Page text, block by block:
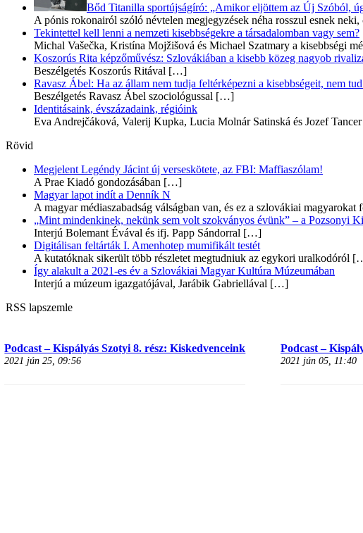
Bőd Titanilla sportújságíró: „Amikor eljöttem az Új Szóból,
A pónis rokonairól szóló névtelen megjegyzések néha rosszul esnek neki,
Tekintettel kell lenni a nemzeti kisebbségekre a társadalomban vagy sem?
Michal Vašečka, Kristína Mojžišová és Michael Szatmary a kisebbségi
Koszorús Rita képzőművész: Szlovákiában a kisebb közeg nagyob
Beszélgetés Koszorús Ritával […]
Ravasz Ábel: Ha az állam nem tudja feltérképezni a kisebbségeit, nem
Beszélgetés Ravasz Ábel szociológussal […]
Identitásaink, évszázadaink, régióink
Eva Andrejčáková, Valerij Kupka, Lucia Molnár Satinská és Jozef Tancer
Rövid
Megjelent Legéndy Jácint új verseskötete, az FBI: Maffiaszólam!
A Prae Kiadó gondozásában […]
Magyar lapot indít a Denník N
A magyar médiaszabadság válságban van, és ez a szlovákiai magyarokat
„Mint mindenkinek, nekünk sem volt szokványos évünk” – a Pozsonyi
Interjú Bolemant Évával és ifj. Papp Sándorral […]
Digitálisan feltárták I. Amenhotep mumifikált testét
A kutatóknak sikerült több részletet megtudniuk az egykori uralkodóról
Így alakult a 2021-es év a Szlovákiai Magyar Kultúra Múzeumában
Interjú a múzeum igazgatójával, Jarábik Gabriellával […]
RSS lapszemle
Podcast – Kispályás Szotyi 8. rész: Kiskedvenceink
2021 jún 25, 09:56
Podcast –
2021 jún 05, 11:40